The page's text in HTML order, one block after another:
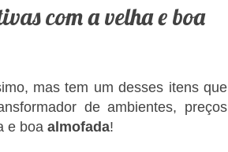
com a velha e boa
mas tem um desses itens que
de ambientes, preços
e boa almofada!